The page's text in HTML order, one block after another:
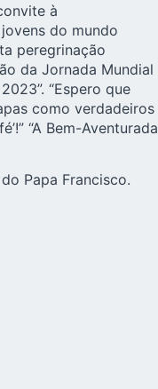
à
do mundo
peregrinação
da Jornada Mundial
“Espero que
como verdadeiros
“A Bem-Aventurada
Papa Francisco.